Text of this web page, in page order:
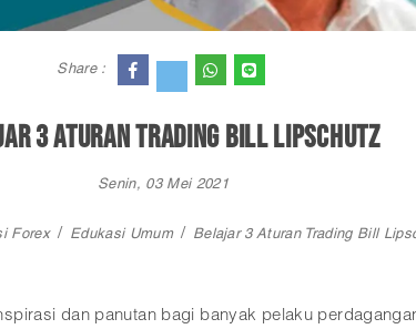
Share :
3 Aturan Trading Bill Lipschutz
Senin, 03 Mei 2021
Forex Edukasi Umum Belajar 3 Aturan Trading Bill
dan panutan bagi banyak pelaku